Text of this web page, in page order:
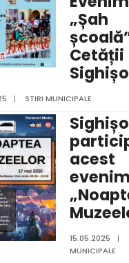
Cetății
| STIRI MUNICIPALE
15.05.2025 |
MUNICIPALE